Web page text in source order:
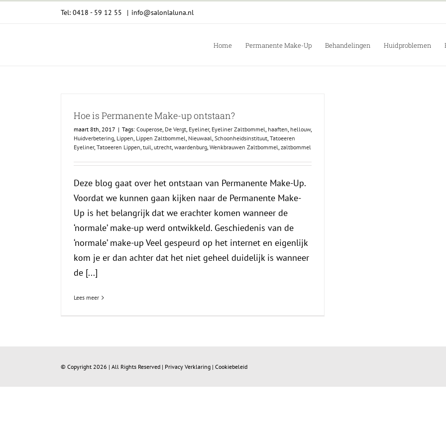
Tel: 0418 - 59 12 55 | info@salonlaluna.nl
Home Permanente Make-Up Behandelingen Huidproblemen
Hoe is Permanente Make-up ontstaan?
maart 8th, 2017 | Tags: Couperose, De Vergt, Eyeliner, Eyeliner Zaltbommel, haaften, hellouw,
Huidverbetering, Lippen, Lippen Zaltbommel, Nieuwaal, Schoonheidsinstituut, Tatoeeren
Eyeliner, Tatoeeren Lippen, tuil, utrecht, waardenburg, Wenkbrauwen Zaltbommel, zaltbommel
Deze blog gaat over het ontstaan van Permanente Make-Up.
Voordat we kunnen gaan kijken naar de Permanente Make-
Up is het belangrijk dat we erachter komen wanneer de
‘normale’ make-up werd ontwikkeld. Geschiedenis van de
‘normale’ make-up Veel gespeurd op het internet en eigenlijk
kom je er dan achter dat het niet geheel duidelijk is wanneer
de [...]
Lees meer
© Copyright 2026 | All Rights Reserved | Privacy Verklaring | Cookiebeleid